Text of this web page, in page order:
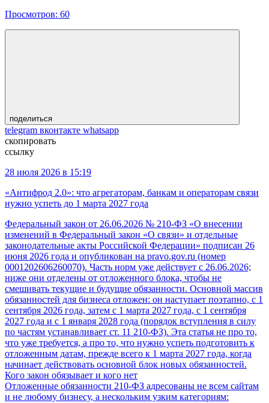
Просмотров: 60
поделиться
telegram вконтакте whatsapp
скопировать
ссылку
28 июля 2026 в 15:19
«Антифрод 2.0»: что агрегаторам, банкам и операторам связи
нужно успеть до 1 марта 2027 года
Федеральный закон от 26.06.2026 № 210-ФЗ «О внесении
изменений в Федеральный закон «О связи» и отдельные
законодательные акты Российской Федерации» подписан 26
июня 2026 года и опубликован на pravo.gov.ru (номер
0001202606260070). Часть норм уже действует с 26.06.2026;
ниже они отделены от отложенного блока, чтобы не
смешивать текущие и будущие обязанности. Основной массив
обязанностей для бизнеса отложен: он наступает поэтапно, с 1
сентября 2026 года, затем с 1 марта 2027 года, с 1 сентября
2027 года и с 1 января 2028 года (порядок вступления в силу
по частям устанавливает ст. 11 210-ФЗ). Эта статья не про то,
что уже требуется, а про то, что нужно успеть подготовить к
отложенным датам, прежде всего к 1 марта 2027 года, когда
начинает действовать основной блок новых обязанностей.
Кого закон обязывает и кого нет
Отложенные обязанности 210-ФЗ адресованы не всем сайтам
и не любому бизнесу, а нескольким узким категориям: